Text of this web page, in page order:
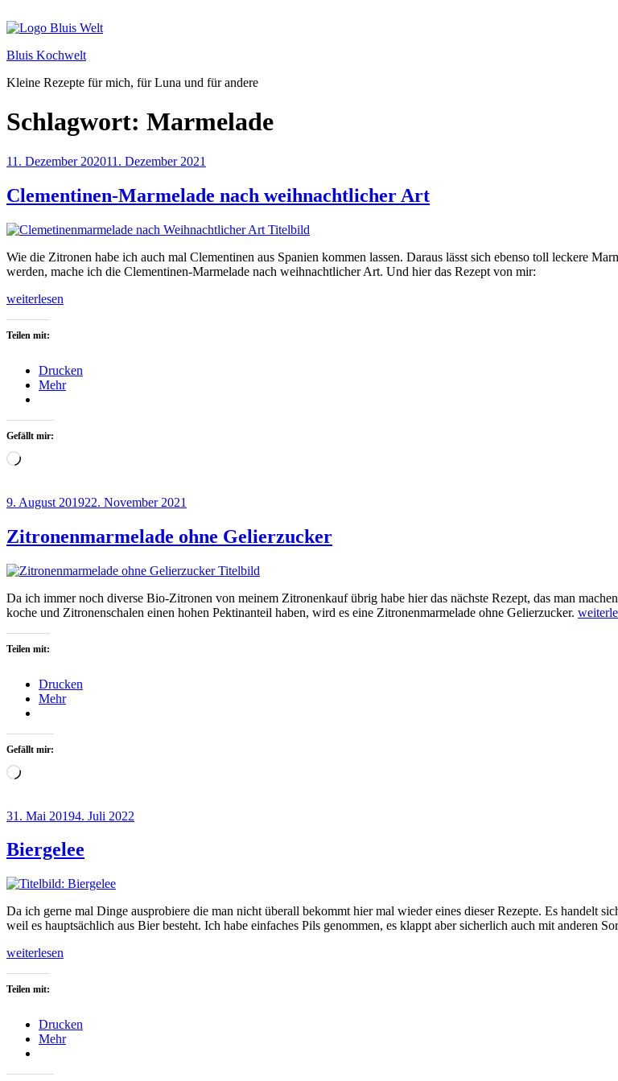
Inhalt
Bluis Kochwelt
Kleine Rezepte für mich, für Luna und für andere
Schlagwort: Marmelade
Veröffentlicht
11. Dezember 202011. Dezember 2021
Clementinen-Marmelade nach weihnachtlicher Art
Wie die Zitronen habe ich auch mal Clementinen aus Spanien kommen lassen. Daraus lässt sich ebenso toll leckere
werden, mache ich die Clementinen-Marmelade nach weihnachtlicher Art. Und hier das Rezept von mir:
„Clementinen-
weihnachtlicher
weiterlesen
Teilen mit:
Drucken
Mehr
Gefällt mir:
Wird
Veröffentlicht
9. August 201922. November 2021
Zitronenmarmelade ohne Gelierzucker
Da ich immer noch diverse Bio-Zitronen von meinem Zitronenkauf übrig habe hier das nächste Rezept, das man
koche und Zitronenschalen einen hohen Pektinanteil haben, wird es eine Zitronenmarmelade ohne Gelierzucker.
Teilen mit:
Drucken
Mehr
Gefällt mir:
Wird
Veröffentlicht
31. Mai 20194. Juli 2022
Biergelee
Da ich gerne mal Dinge ausprobiere die man nicht überall bekommt hier mal wieder eines dieser Rezepte. Es handelt
weil es hauptsächlich aus Bier besteht. Ich habe einfaches Pils genommen, es klappt aber sicherlich auch mit anderen
„Biergelee“
weiterlesen
Teilen mit:
Drucken
Mehr